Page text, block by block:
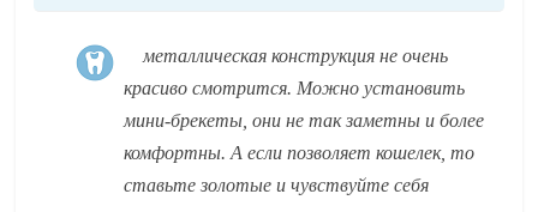
металлическая конструкция не очень
красиво смотрится. Можно установить
мини-брекеты, они не так заметны и более
комфортны. А если позволяет кошелек, то
ставьте золотые и чувствуйте себя